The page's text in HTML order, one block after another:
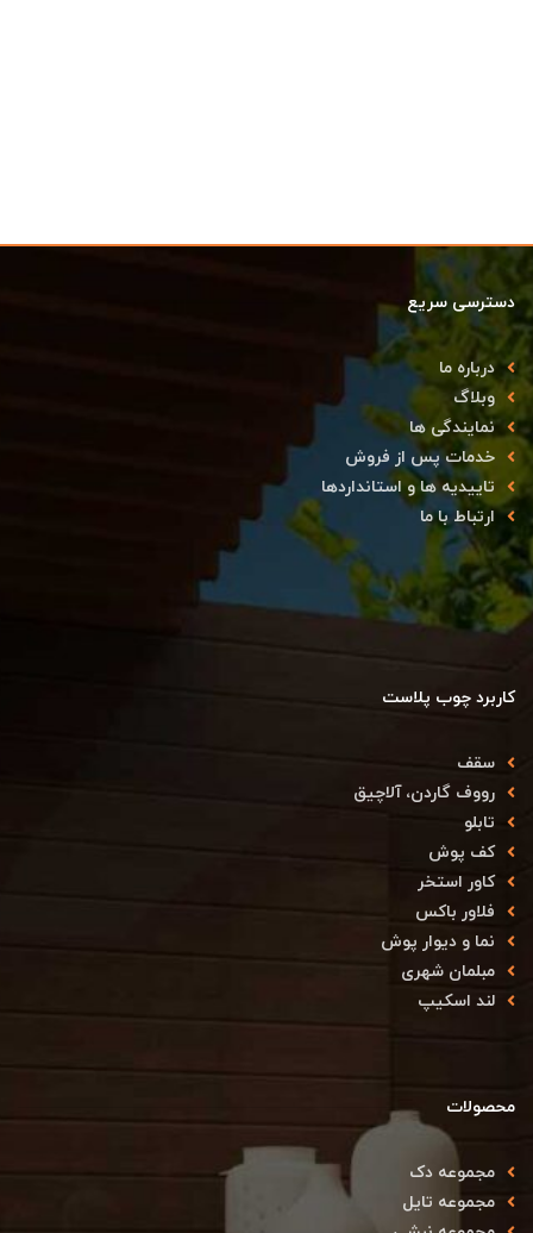
دسترسی سریع
درباره ما
وبلاگ
نمایندگی ها
خدمات پس از فروش
تاییدیه ها و استانداردها
ارتباط با ما
کاربرد چوب پلاست
سقف
رووف گاردن، آلاچیق
تابلو
کف پوش
کاور استخر
فلاور باکس
نما و دیوار پوش
مبلمان شهری
لند اسکیپ
محصولات
مجموعه دک
مجموعه تایل